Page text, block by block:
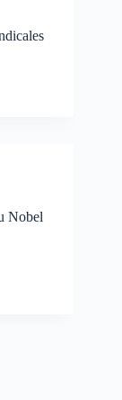
Nobel